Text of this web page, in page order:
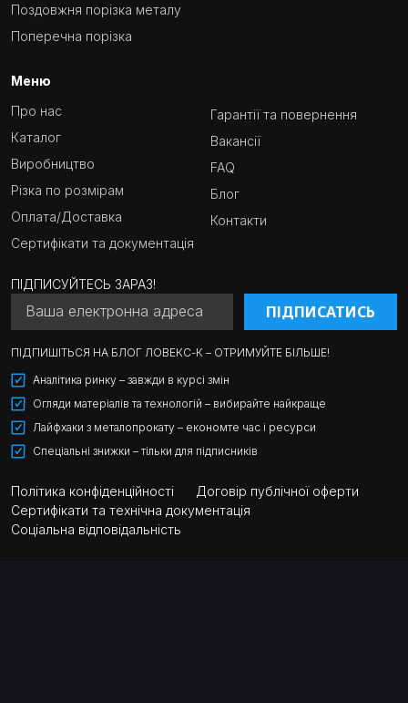
Поздовжня порізка металу
Поперечна порізка
Меню
Про нас
Каталог
Виробництво
Різка по розмірам
Оплата/Доставка
Сертифікати та документація
Гарантії та повернення
Вакансії
FAQ
Блог
Контакти
ПІДПИСУЙТЕСЬ ЗАРАЗ!
ПІДПИСАТИСЬ
ПІДПИШІТЬСЯ НА БЛОГ ЛОВЕКС-К – ОТРИМУЙТЕ БІЛЬШЕ!
Аналітика ринку – завжди в курсі змін
Огляди матеріалів та технологій – вибирайте найкраще
Лайфхаки з металопрокату – економте час і ресурси
Спеціальні знижки – тільки для підписників
Політика конфіденційності
Договір публічної оферти
Сертифікати та технічна документація
Соціальна відповідальність